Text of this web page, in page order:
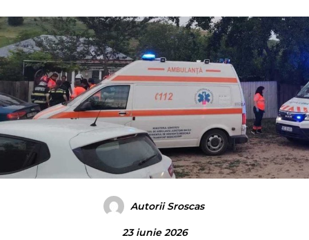
Autorii Sroscas
23 iunie 2026